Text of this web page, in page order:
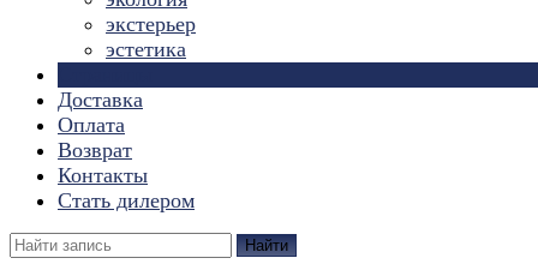
экстерьер
эстетика
Доставка
Оплата
Возврат
Контакты
Стать дилером
Найти